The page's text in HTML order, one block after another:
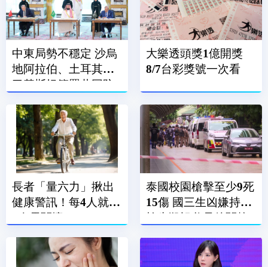
中東局勢不穩定 沙烏
地阿拉伯、土耳其、
巴基斯坦簽署共同防
大樂透頭獎1億開獎
8/7台彩獎號一次看
長者「量六力」揪出
健康警訊！每4人就有
1人需關懷
泰國校園槍擊至少9死
15傷 國三生凶嫌持手
槍先殺祖父母後闖校